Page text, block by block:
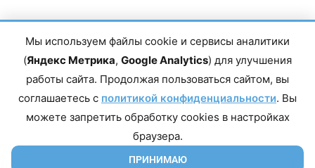
Главный редактор сетевого издания Магомаев Тимур Нухович.
Контакты редакции: 8(988)-292-94-34 Почта: vestiskfo@gmail.com По
Республика Дагестан, г. Махачкала, пр-т Насрутдинова, д. 1а. Все
права защищены. Копирование и использование полных материалов
запрещено, частичное цитирование возможно только при условии
Мы используем файлы cookie и сервисы аналитики
(Яндекс Метрика, Google Analytics) для улучшения
работы сайта. Продолжая пользоваться сайтом, вы
соглашаетесь с политикой конфиденциальности. Вы
можете запретить обработку cookies в настройках
браузера.
ПРИНИМАЮ